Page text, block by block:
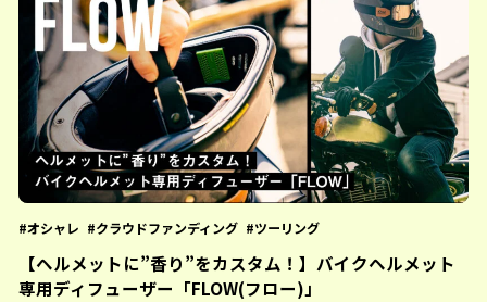
オシャレ クラウドファンディング ツーリング
【ヘルメットに”香り”をカスタム！】バイクヘルメット
専用ディフューザー「FLOW(フロー)」